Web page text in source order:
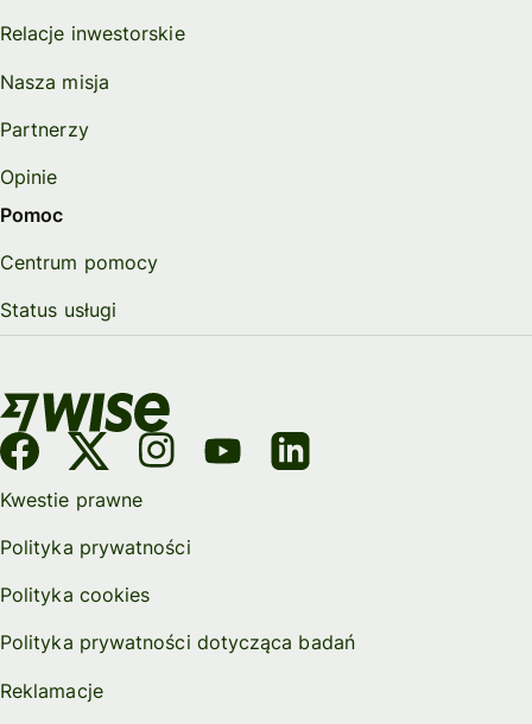
Relacje inwestorskie
Nasza misja
Partnerzy
Opinie
Pomoc
Centrum pomocy
Status usługi
Kwestie prawne
Polityka prywatności
Polityka cookies
Polityka prywatności dotycząca badań
Reklamacje